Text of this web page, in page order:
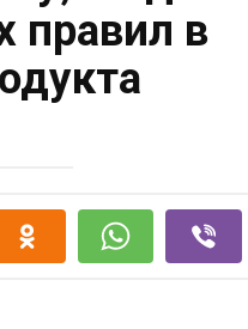
правил в